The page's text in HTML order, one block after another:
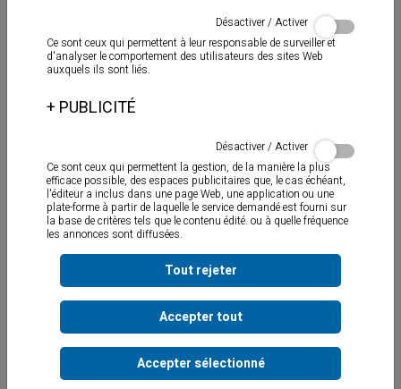
Silicone acidepour la formation d’articulations élastiques dans les
installations industrielles exposées à des températures élevées
(gaines, cuisinières, etc.)Permet un service continu jusqu’à 250°C.
Tableau des Références
CODE COULEUR CAPACITÉ EMBAL.
Désactiver / Activer
Ce sont ceux qui permettent à leur responsable de surveiller et
d'analyser le comportement des utilisateurs des sites Web
auxquels ils sont liés.
+ PUBLICITÉ
Désactiver / Activer
Ce sont ceux qui permettent la gestion, de la manière la plus
efficace possible, des espaces publicitaires que, le cas échéant,
l'éditeur a inclus dans une page Web, une application ou une
plate-forme à partir de laquelle le service demandé est fourni sur
la base de critères tels que le contenu édité. ou à quelle fréquence
les annonces sont diffusées.
Tout rejeter
Accepter tout
Accepter sélectionné